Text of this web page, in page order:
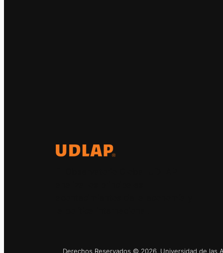
Derechos Reservados © 2026. Universidad de las